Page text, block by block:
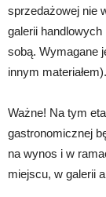
sprzedażowej nie
galerii
sobą. Wymagane
innym materiałem).
Ważne! Na tym
gastronomicznej
na wynos i w
miejscu, w galerii